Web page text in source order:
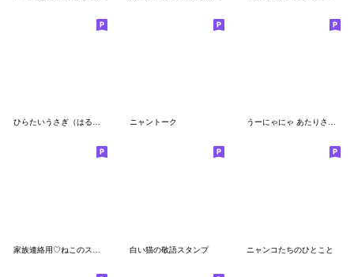
ひらたいうさぎ（はるタイプ） ニャントーク うーにゃにゃ あたりさわりないセット
白い猫の敬語スタンプ ニャンコたちのひとこと